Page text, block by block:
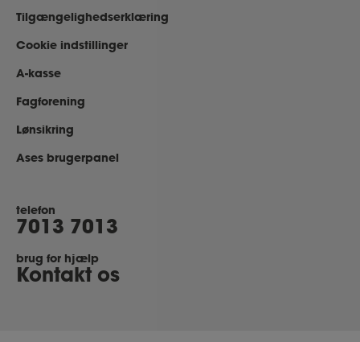
Tilgængelighedserklæring
Cookie indstillinger
A-kasse
Fagforening
Lønsikring
Ases brugerpanel
telefon
7013 7013
brug for hjælp
Kontakt os